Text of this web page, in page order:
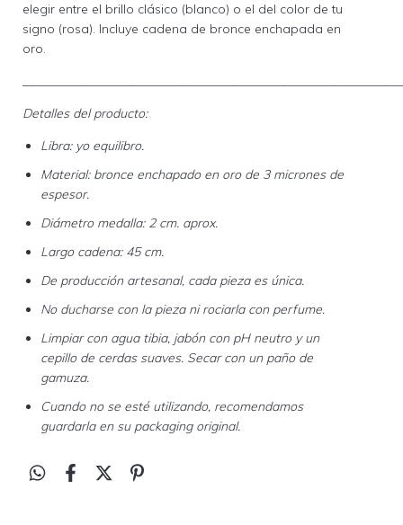
elegir entre el brillo clásico (blanco) o el del color de tu
signo (rosa). Incluye cadena de bronce enchapada en
oro.
Detalles del producto:
Libra: yo equilibro.
Material: bronce enchapado en oro de 3 micrones de
espesor.
Diámetro medalla: 2 cm. aprox.
Largo cadena: 45 cm.
De producción artesanal, cada pieza es única.
No ducharse con la pieza ni rociarla con perfume.
Limpiar con agua tibia, jabón con pH neutro y un
cepillo de cerdas suaves. Secar con un paño de
gamuza.
Cuando no se esté utilizando, recomendamos
guardarla en su packaging original.